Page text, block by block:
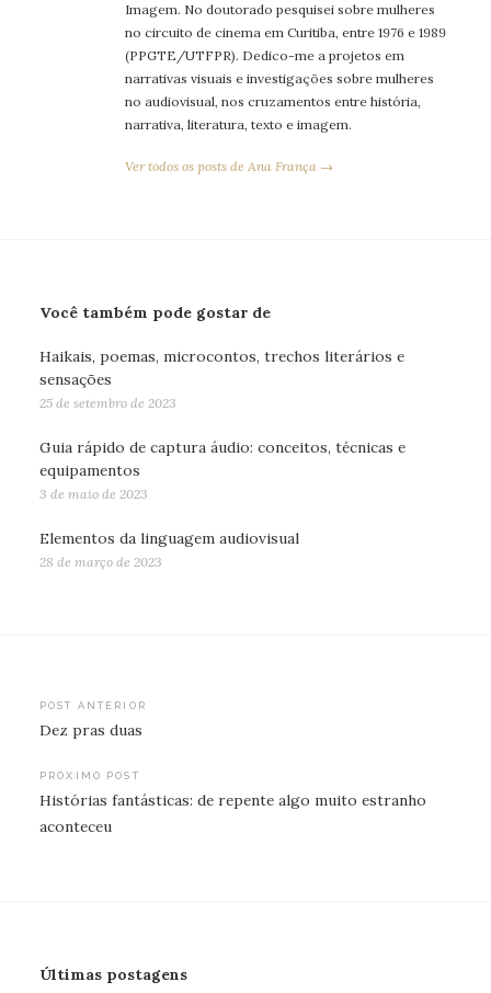
Imagem. No doutorado pesquisei sobre mulheres
no circuito de cinema em Curitiba, entre 1976 e 1989
(PPGTE/UTFPR). Dedico-me a projetos em
narrativas visuais e investigações sobre mulheres
no audiovisual, nos cruzamentos entre história,
narrativa, literatura, texto e imagem.
Ver todos os posts de Ana França →
Você também pode gostar de
Haikais, poemas, microcontos, trechos literários e
sensações
25 de setembro de 2023
Guia rápido de captura áudio: conceitos, técnicas e
equipamentos
3 de maio de 2023
Elementos da linguagem audiovisual
28 de março de 2023
Navegação
de
Post
POST ANTERIOR
Dez pras duas
PRÓXIMO POST
Histórias fantásticas: de repente algo muito estranho
aconteceu
Últimas postagens